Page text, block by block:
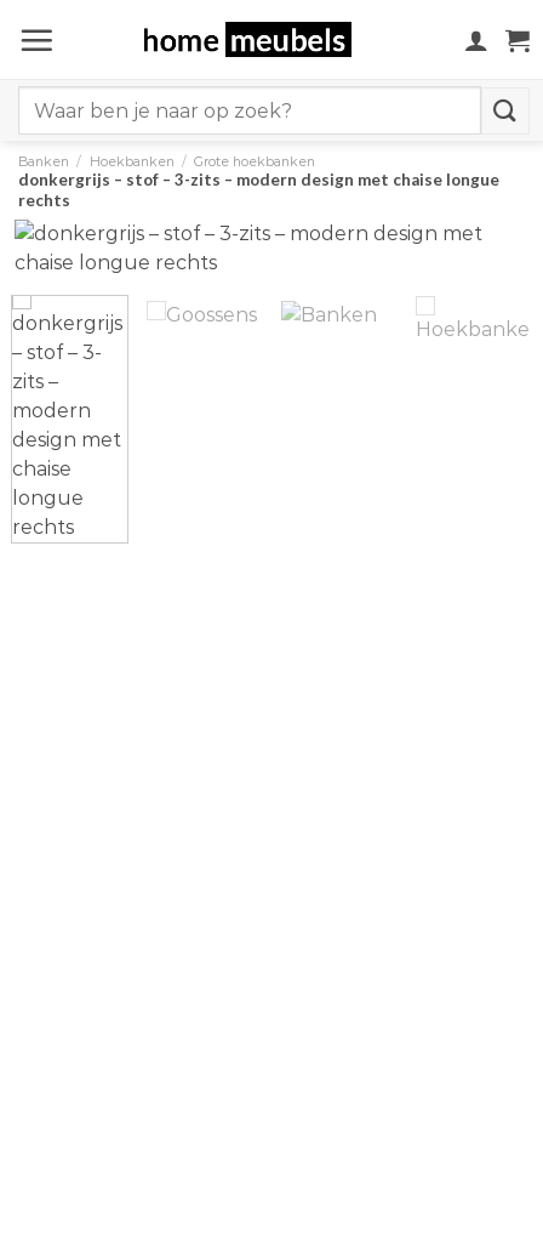
naar
for:
Banken / Hoekbanken / Grote hoekbanken
donkergrijs – stof – 3-zits – modern design met chaise longue
rechts